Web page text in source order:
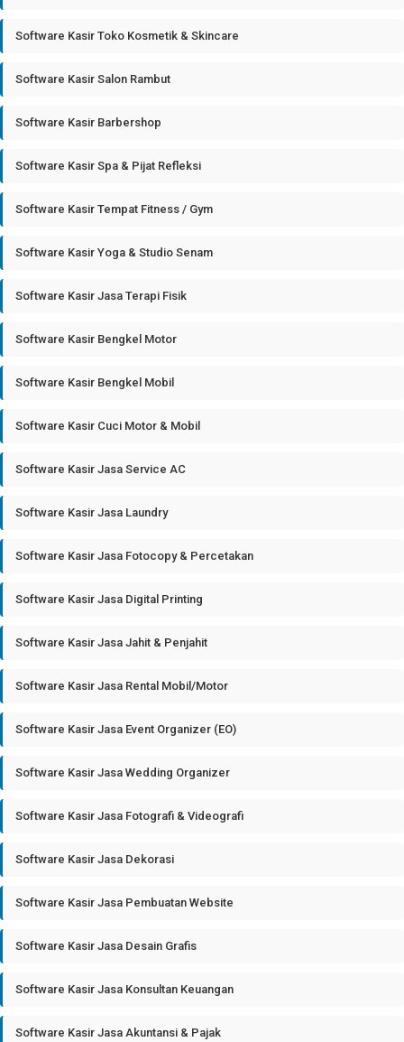
Software Kasir Toko Kosmetik & Skincare
Software Kasir Salon Rambut
Software Kasir Barbershop
Software Kasir Spa & Pijat Refleksi
Software Kasir Tempat Fitness / Gym
Software Kasir Yoga & Studio Senam
Software Kasir Jasa Terapi Fisik
Software Kasir Bengkel Motor
Software Kasir Bengkel Mobil
Software Kasir Cuci Motor & Mobil
Software Kasir Jasa Service AC
Software Kasir Jasa Laundry
Software Kasir Jasa Fotocopy & Percetakan
Software Kasir Jasa Digital Printing
Software Kasir Jasa Jahit & Penjahit
Software Kasir Jasa Rental Mobil/Motor
Software Kasir Jasa Event Organizer (EO)
Software Kasir Jasa Wedding Organizer
Software Kasir Jasa Fotografi & Videografi
Software Kasir Jasa Dekorasi
Software Kasir Jasa Pembuatan Website
Software Kasir Jasa Desain Grafis
Software Kasir Jasa Konsultan Keuangan
Software Kasir Jasa Akuntansi & Pajak